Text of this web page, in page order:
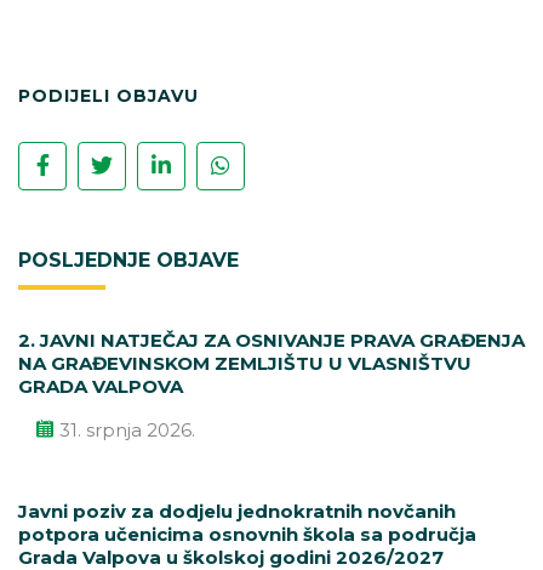
PODIJELI OBJAVU
POSLJEDNJE OBJAVE
2. JAVNI NATJEČAJ ZA OSNIVANJE PRAVA GRAĐENJA
NA GRAĐEVINSKOM ZEMLJIŠTU U VLASNIŠTVU
GRADA VALPOVA
31. srpnja 2026.
Javni poziv za dodjelu jednokratnih novčanih
potpora učenicima osnovnih škola sa područja
Grada Valpova u školskoj godini 2026/2027